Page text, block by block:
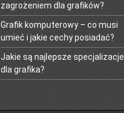
zagrożeniem dla grafików?
Grafik komputerowy – co musi
umieć i jakie cechy posiadać?
Jakie są najlepsze specjalizacje
dla grafika?